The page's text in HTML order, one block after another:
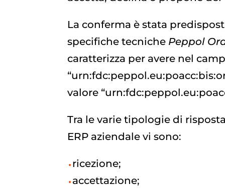
La conferma è stata
specifiche tecniche Peppol
caratterizza per avere nel
valore
Tra le varie tipologie di
ERP aziendale vi sono:
ricezione;
accettazione;